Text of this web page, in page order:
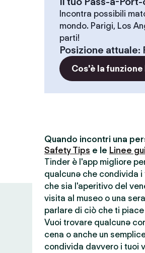
Incontra possibili
mondo. Parigi, Los
parti!
Posizione attuale:
Cos'è la
Quando incontri una
Safety Tips e le Linee
Tinder è l'app migliore
qualcunə che condivida
che sia l'aperitivo del
visita al museo o una
parlare di ciò che ti
Vuoi trovare qualcunə
cena o anche un
condivida davvero i tuoi